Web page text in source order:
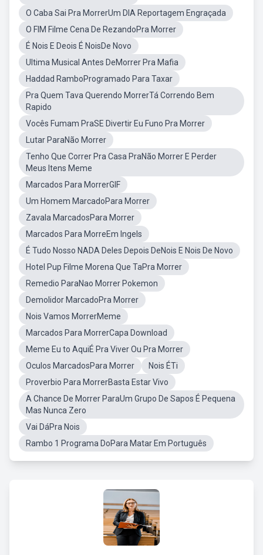
O Caba Sai Pra MorrerUm DIA Reportagem Engraçada
O FIM Filme Cena De RezandoPra Morrer
É Nois E Deois É NoisDe Novo
Ultima Musical Antes DeMorrer Pra Mafia
Haddad RamboProgramado Para Taxar
Pra Quem Tava Querendo MorrerTá Correndo Bem
Rapido
Vocês Fumam PraSE Divertir Eu Funo Pra Morrer
Lutar ParaNão Morrer
Tenho Que Correr Pra Casa PraNão Morrer E Perder
Meus Itens Meme
Marcados Para MorrerGIF
Um Homem MarcadoPara Morrer
Zavala MarcadosPara Morrer
Marcados Para MorreEm Ingels
É Tudo Nosso NADA Deles Depois DeNois E Nois De Novo
Hotel Pup Filme Morena Que TaPra Morrer
Remedio ParaNao Morrer Pokemon
Demolidor MarcadoPra Morrer
Nois Vamos MorrerMeme
Marcados Para MorrerCapa Download
Meme Eu to AquiÉ Pra Viver Ou Pra Morrer
Oculos MarcadosPara Morrer
Nois ÉTi
Proverbio Para MorrerBasta Estar Vivo
A Chance De Morrer ParaUm Grupo De Sapos É Pequena
Mas Nunca Zero
Vai DáPra Nois
Rambo 1 Programa DoPara Matar Em Português